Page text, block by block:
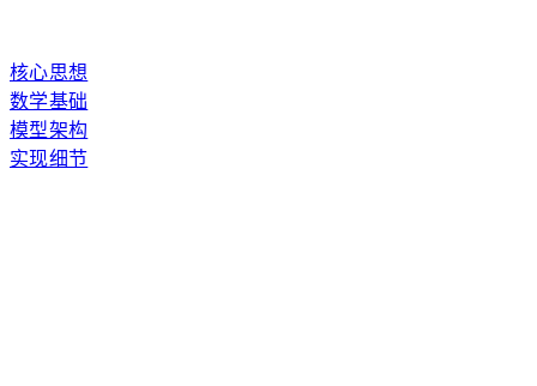
核心思想
数学基础
模型架构
实现细节